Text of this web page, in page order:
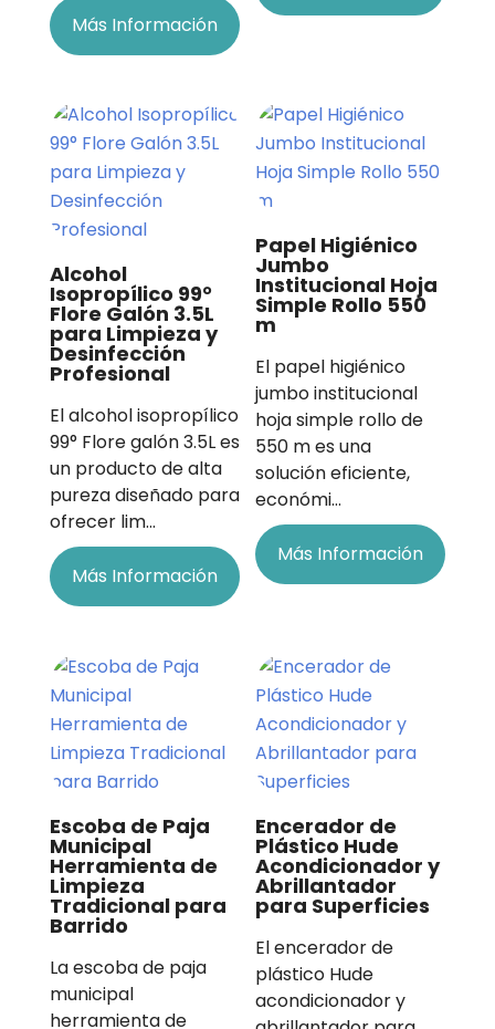
Más Información
Alcohol
Isopropílico 99°
Flore Galón 3.5L
para Limpieza y
Desinfección
Profesional
El alcohol isopropílico
99° Flore galón 3.5L es
un producto de alta
pureza diseñado para
ofrecer lim…
Más Información
Papel Higiénico
Jumbo
Institucional Hoja
Simple Rollo 550
m
El papel higiénico
jumbo institucional
hoja simple rollo de
550 m es una
solución eficiente,
económi…
Más Información
Escoba de Paja
Municipal
Herramienta de
Limpieza
Tradicional para
Barrido
La escoba de paja
municipal
herramienta de
Encerador de
Plástico Hude
Acondicionador y
Abrillantador
para Superficies
El encerador de
plástico Hude
acondicionador y